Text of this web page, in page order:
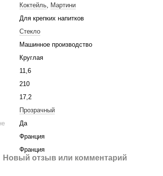
Коктейль, Мартини
Для крепких напитков
Стекло
Машинное производство
Круглая
11,6
210
17,2
Прозрачный
Да
Франция
Франция
Новый отзыв или комментарий